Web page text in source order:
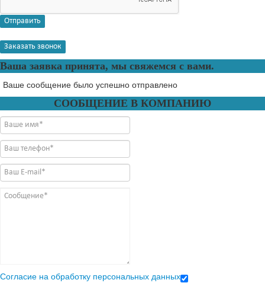
Отправить
Заказать звонок
Ваша заявка принята, мы свяжемся с вами.
Ваше сообщение было успешно отправлено
СООБЩЕНИЕ В КОМПАНИЮ
Согласие на обработку персональных данных